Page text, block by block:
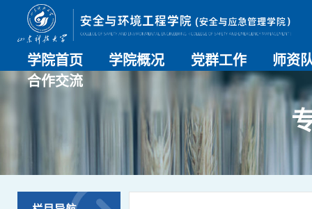
学院首页 学院概况 党群工作 师资
师资总
导师名
教师简
合作交流